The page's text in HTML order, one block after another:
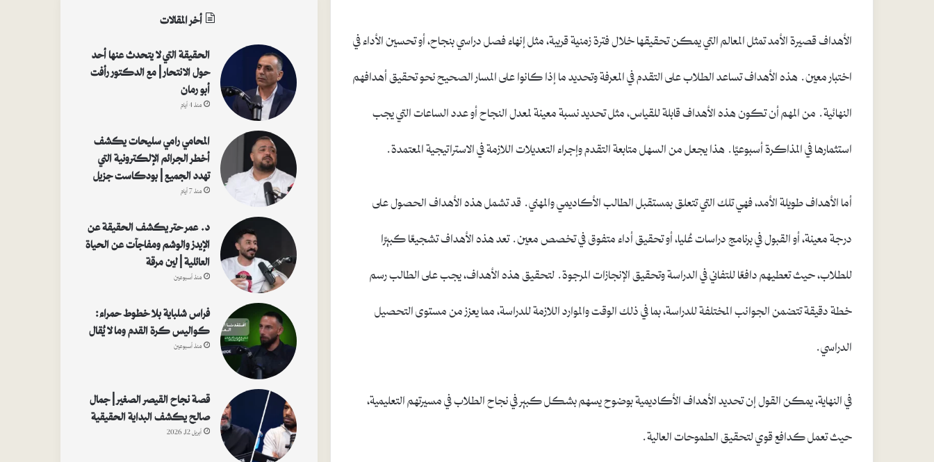
الأهداف قصيرة الأمد تمثل المعالم التي يمكن تحقيقها خلال فترة زمنية قريبة، مثل إنهاء فصل دراسي بنجاح، أو تحسين الأداء في
اختبار معين. هذه الأهداف تساعد الطلاب على التقدم في المعرفة وتحديد ما إذا كانوا على المسار الصحيح نحو تحقيق أهدافهم
النهائية. من المهم أن تكون هذه الأهداف قابلة للقياس، مثل تحديد نسبة معينة لمعدل النجاح أو عدد الساعات التي يجب
استثمارها في المذاكرة أسبوعيًا. هذا يجعل من السهل متابعة التقدم وإجراء التعديلات اللازمة في الاستراتيجية المعتمدة.
أما الأهداف طويلة الأمد، فهي تلك التي تتعلق بمستقبل الطالب الأكاديمي والمهني. قد تشمل هذه الأهداف الحصول على
درجة معينة، أو القبول في برنامج دراسات عُليا، أو تحقيق أداء متفوق في تخصص معين. تعد هذه الأهداف تشجيعًا كبيرًا
للطلاب، حيث تعطيهم دافعًا للتفاني في الدراسة وتحقيق الإنجازات المرجوة. لتحقيق هذه الأهداف، يجب على الطالب رسم
خطة دقيقة تتضمن الجوانب المختلفة للدراسة، بما في ذلك الوقت والموارد اللازمة للدراسة، مما يعزز من مستوى التحصيل
الدراسي.
في النهاية، يمكن القول إن تحديد الأهداف الأكاديمية بوضوح يسهم بشكل كبير في نجاح الطلاب في مسيرتهم التعليمية،
حيث تعمل كدافع قوي لتحقيق الطموحات العالية.
أخر المقالات
الحقيقة التي لا يتحدث عنها أحد
حول الانتحار | مع الدكتور رأفت
أبو رمان
منذ 4 أيام
المحامي رامي سليحات يكشف
أخطر الجرائم الإلكترونية التي
تهدد الجميع | بودكاست جزيل
منذ 7 أيام
د. عمر حتر يكشف الحقيقة عن
الإيدز والوشم ومفاجآت عن الحياة
العائلية | لين مرقة
منذ أسبوعين
فراس شلباية بلا خطوط حمراء:
كواليس كرة القدم وما لا يُقال
منذ أسبوعين
قصة نجاح القيصر الصغير | جمال
صالح يكشف البداية الحقيقية
أبريل 12, 2026